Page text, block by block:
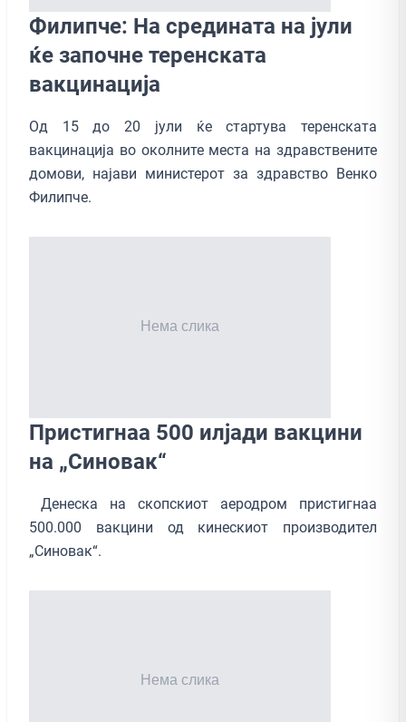
Филипче: На средината на јули
ќе започне теренската
вакцинација
Од 15 до 20 јули ќе стартува теренската
вакцинација во околните места на здравствените
домови, најави министерот за здравство Венко
Филипче.
Пристигнаа 500 илјади вакцини
на „Синовак“
Денеска на скопскиот аеродром пристигнаа
500.000 вакцини од кинескиот производител
„Синовак“.